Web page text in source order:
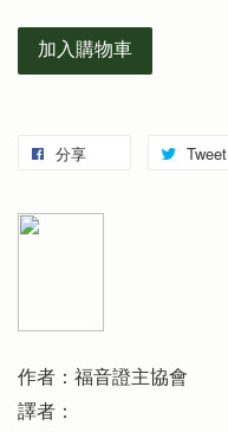
加入購物車
分享 Tweet
作者：福音證主協會
譯者：